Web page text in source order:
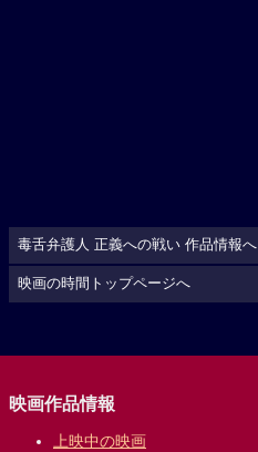
毒舌弁護人 正義への戦い 作品情報へ
映画の時間トップページへ
映画作品情報
上映中の映画